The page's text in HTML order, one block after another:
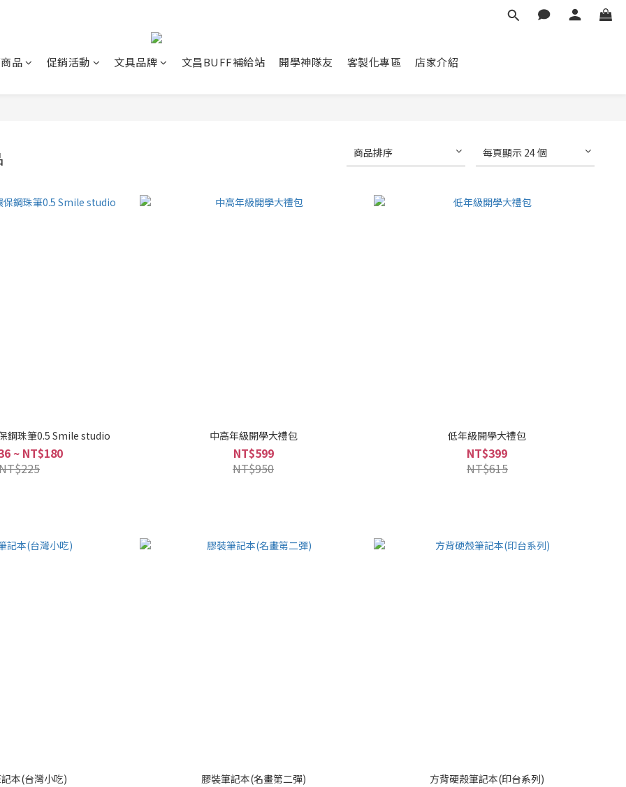
品 促銷活動 文具品牌 文昌BUFF補給站 開學神隊友 客製化專區 店家介紹
商品排序 每頁顯示 24 個
鋼珠筆0.5 Smile studio
~ NT$180
中高年級開學大禮包
NT$599
NT$950
低年級開學大禮包
NT$399
NT$615
本(台灣小吃) 膠裝筆記本(名畫第二彈) 方背硬殼筆記本(印台系列)